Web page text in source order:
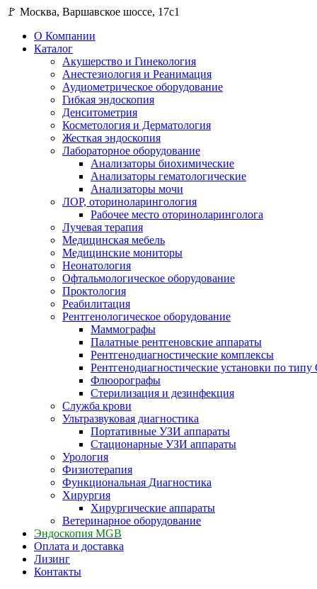
🚩 Москва, Варшавское шоссе, 17с1
О Компании
Каталог
Акушерство и Гинекология
Анестезиология и Реанимация
Аудиометрическое оборудование
Гибкая эндоскопия
Денситометрия
Косметология и Дерматология
Жесткая эндоскопия
Лабораторное оборудование
Анализаторы биохимические
Анализаторы гематологические
Анализаторы мочи
ЛОР, оториноларингология
Рабочее место оториноларинголога
Лучевая терапия
Медицинская мебель
Медицинские мониторы
Неонатология
Офтальмологическое оборудование
Проктология
Реабилитация
Рентгенологическое оборудование
Маммографы
Палатные рентгеновские аппараты
Рентгенодиагностические комплексы
Рентгенодиагностические установки по типу
Флюорографы
Стерилизация и дезинфекция
Служба крови
Ультразвуковая диагностика
Портативные УЗИ аппараты
Стационарные УЗИ аппараты
Урология
Физиотерапия
Функциональная Диагностика
Хирургия
Хирургические аппараты
Ветеринарное оборудование
Эндоскопия MGB
Оплата и доставка
Лизинг
Контакты